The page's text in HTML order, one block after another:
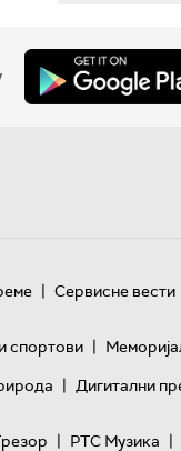
| Сервисне вести
спортови |
| Дигитални
| РТС Музика |